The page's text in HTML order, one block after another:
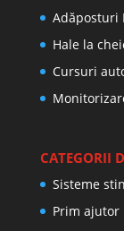
Adăposturi
Hale la
Cursuri
CATEGORII
Sisteme
Prim ajutor